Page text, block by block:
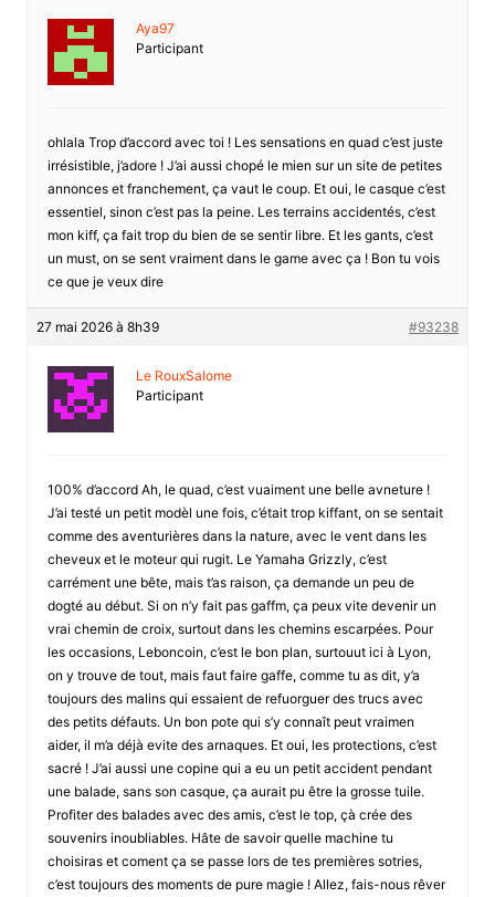
Aya97
Participant
ohlala Trop d’accord avec toi ! Les sensations en quad c’est juste
irrésistible, j’adore ! J’ai aussi chopé le mien sur un site de petites
annonces et franchement, ça vaut le coup. Et oui, le casque c’est
essentiel, sinon c’est pas la peine. Les terrains accidentés, c’est
mon kiff, ça fait trop du bien de se sentir libre. Et les gants, c’est
un must, on se sent vraiment dans le game avec ça ! Bon tu vois
ce que je veux dire
27 mai 2026 à 8h39 #93238
Le RouxSalome
Participant
100% d’accord Ah, le quad, c’est vuaiment une belle avneture !
J’ai testé un petit modèl une fois, c’était trop kiffant, on se sentait
comme des aventurières dans la nature, avec le vent dans les
cheveux et le moteur qui rugit. Le Yamaha Grizzly, c’est
carrément une bête, mais t’as raison, ça demande un peu de
dogté au début. Si on n’y fait pas gaffm, ça peux vite devenir un
vrai chemin de croix, surtout dans les chemins escarpées. Pour
les occasions, Leboncoin, c’est le bon plan, surtouut ici à Lyon,
on y trouve de tout, mais faut faire gaffe, comme tu as dit, y’a
toujours des malins qui essaient de refuorguer des trucs avec
des petits défauts. Un bon pote qui s’y connaît peut vraimen
aider, il m’a déjà evite des arnaques. Et oui, les protections, c’est
sacré ! J’ai aussi une copine qui a eu un petit accident pendant
une balade, sans son casque, ça aurait pu être la grosse tuile.
Profiter des balades avec des amis, c’est le top, çà crée des
souvenirs inoubliables. Hâte de savoir quelle machine tu
choisiras et coment ça se passe lors de tes premières sotries,
c’est toujours des moments de pure magie ! Allez, fais-nous rêver